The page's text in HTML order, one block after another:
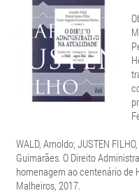
WALD, Arnoldo; JUSTEN
Guimarães. O Direito
homenagem ao centenário de
Malheiros, 2017.